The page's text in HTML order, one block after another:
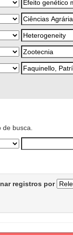
busca.
registros por